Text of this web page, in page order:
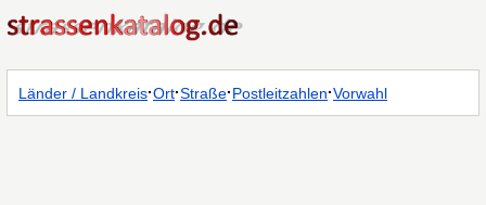
Länder / Landkreis·Ort·Straße·Postleitzahlen·Vorwahl